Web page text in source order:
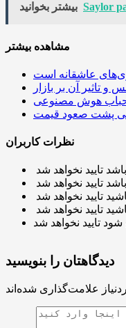
بیشتر بخوانید Saylor
مشاهده بیشتر
حباب هوش مصنوعی
نظرات کاربران
دیدگاهتان را بنویسید